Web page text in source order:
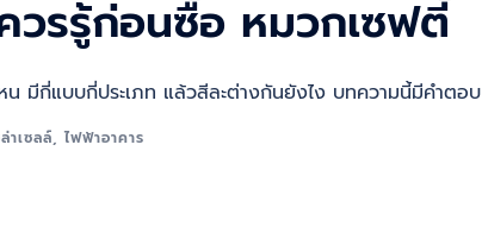
รรู้ก่อนซื้อ หมวกเซฟตี้
น มีกี่แบบกี่ประเภท แล้วสีละต่างกันยังไง บทความนี้มีคำตอบ
าเซลล์, ไฟฟ้าอาคาร